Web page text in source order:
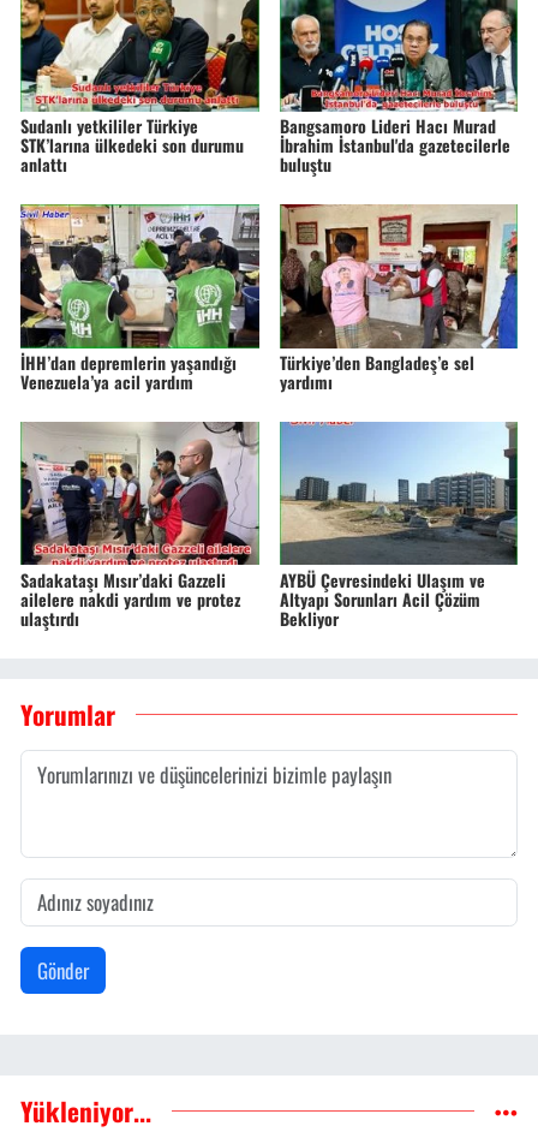
Sudanlı yetkililer Türkiye
STK’larına ülkedeki son durumu
anlattı
Bangsamoro Lideri Hacı Murad
İbrahim İstanbul'da gazetecilerle
buluştu
İHH’dan depremlerin yaşandığı
Venezuela’ya acil yardım
Türkiye’den Bangladeş’e sel
yardımı
Sadakataşı Mısır’daki Gazzeli
ailelere nakdi yardım ve protez
ulaştırdı
AYBÜ Çevresindeki Ulaşım ve
Altyapı Sorunları Acil Çözüm
Bekliyor
Yorumlar
Gönder
Yükleniyor...